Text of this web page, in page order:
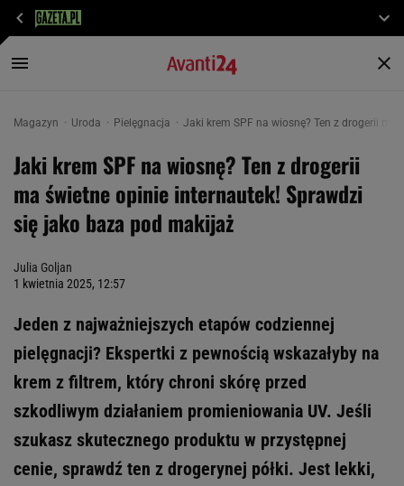
Magazyn Uroda Pielęgnacja Jaki krem SPF na wiosnę? Ten z drogerii
Jaki krem SPF na wiosnę? Ten z drogerii
ma świetne opinie internautek! Sprawdzi
się jako baza pod makijaż
Julia Goljan
1 kwietnia 2025, 12:57
Jeden z najważniejszych etapów codziennej
pielęgnacji? Ekspertki z pewnością wskazałyby na
krem z filtrem, który chroni skórę przed
szkodliwym działaniem promieniowania UV. Jeśli
szukasz skutecznego produktu w przystępnej
cenie, sprawdź ten z drogerynej półki. Jest lekki,